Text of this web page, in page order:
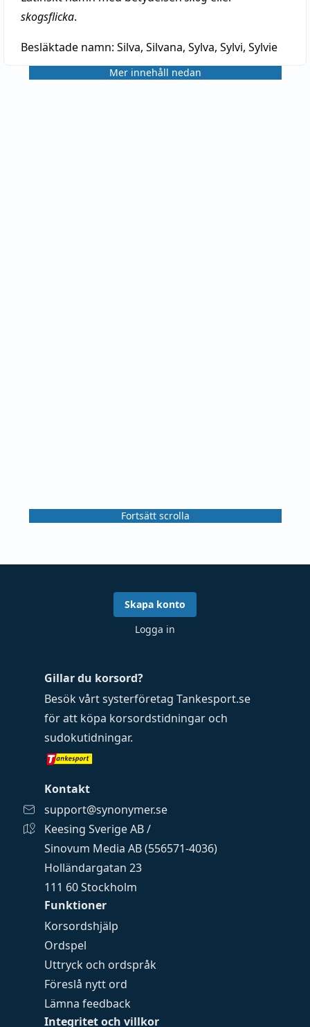
skogsflicka.
Besläktade namn: Silva, Silvana, Sylva, Sylvi, Sylvie
Mer innehåll nedan
Fortsätt scrolla
Funktioner
Korsordshjälp
Ordspel
Uttryck och ordspråk
Föreslå nytt ord
Lämna feedback
Integritet och villkor
Gillar du korsord?
Besök vårt systerföretag Tankesport.se
för att köpa korsordstidningar och
sudokutidningar.
Kontakt
support@synonymer.se
Keesing Sverige AB /
Sinovum Media AB (556571-4036)
Holländargatan 23
111 60 Stockholm
Skapa konto
Logga in